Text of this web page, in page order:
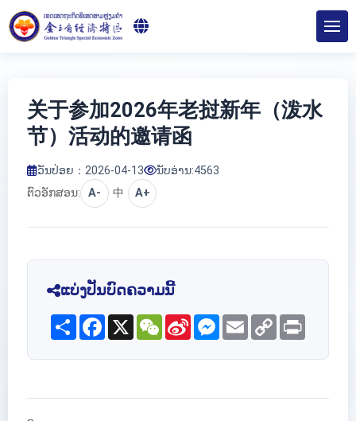
关于参加2026年老挝新年（泼水
节）活动的邀请函
ວັນປ່ອຍ：2026-04-13 ນັບອ່ານ:4563
ຕົວອັກສອນ:
A- 中 A+
ແບ່ງປັນບົດຄວາມນີ້
Share Facebook
X WeChat
Sina
Weibo
Messenger
Email Copy
Link